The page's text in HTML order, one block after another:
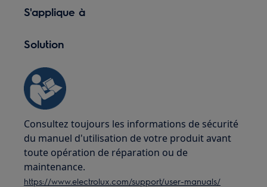
S'applique à
Solution
Consultez toujours les informations de sécurité
du manuel d'utilisation de votre produit avant
toute opération de réparation ou de
maintenance.
https://www.electrolux.com/support/user-manuals/